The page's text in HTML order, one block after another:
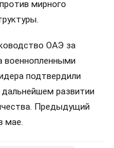
мирного
ОАЭ за
военнопленными
подтвердили
развитии
Предыдущий
мае.